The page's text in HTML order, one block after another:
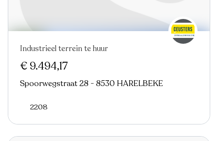
Industrieel terrein te huur
€ 9.494,17
Spoorwegstraat 28 - 8530 HARELBEKE
2208